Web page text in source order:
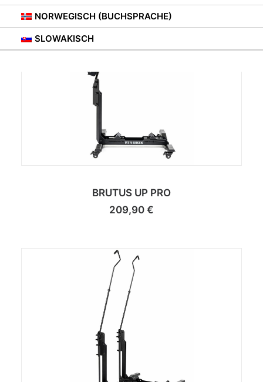
NORWEGISCH (BUCHSPRACHE)
SLOWAKISCH
BRUTUS UP PRO
209,90 €